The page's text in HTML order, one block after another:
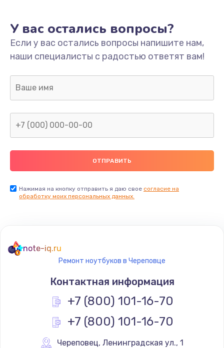
У вас остались вопросы?
Если у вас остались вопросы напишите нам,
наши специалисты с радостью ответят вам!
Нажимая на кнопку отправить я даю свое согласие на
обработку моих персональных данных.
note-iq.ru
Ремонт ноутбуков в Череповце
Контактная информация
+7 (800) 101-16-70
+7 (800) 101-16-70
Череповец, Ленинградская ул., 1